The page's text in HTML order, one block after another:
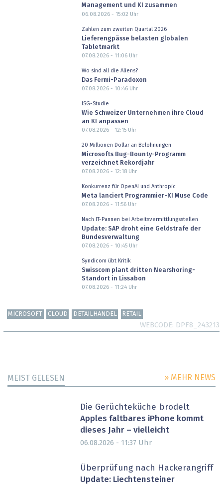
Management und KI zusammen
06.08.2026 - 15:02 Uhr
Zahlen zum zweiten Quartal 2026
Lieferengpässe belasten globalen
Tabletmarkt
07.08.2026 - 11:06Uhr
Wo sind all die Aliens?
Das Fermi-Paradoxon
07.08.2026 - 10:46Uhr
ISG-Studie
Wie Schweizer Unternehmen ihre Cloud
an KI anpassen
07.08.2026 - 12:15Uhr
20 Millionen Dollar an Belohnungen
Microsofts Bug-Bounty-Programm
verzeichnet Rekordjahr
07.08.2026 - 12:18Uhr
Konkurrenz für OpenAI und Anthropic
Meta lanciert Programmier-KI Muse Code
07.08.2026 - 11:56Uhr
Nach IT-Pannen bei Arbeitsvermittlungsstellen
Update: SAP droht eine Geldstrafe der
Bundesverwaltung
07.08.2026 - 10:45Uhr
Syndicom übt Kritik
Swisscom plant dritten Nearshoring-
Standort in Lissabon
07.08.2026 - 11:24Uhr
MICROSOFT CLOUD DETAILHANDEL RETAIL
WEBCODE DPF8_243213
MEIST GELESEN » MEHR NEWS
Die Gerüchteküche brodelt
Apples faltbares iPhone kommt
dieses Jahr – vielleicht
06.08.2026 - 11:37 Uhr
Überprüfung nach Hackerangriff
Update: Liechtensteiner